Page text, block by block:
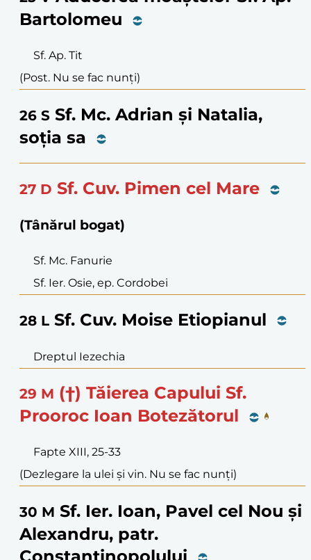
Bartolomeu
Sf. Ap. Tit
(Post. Nu se fac nunți)
26 S Sf. Mc. Adrian și Natalia,
soția sa
27 D Sf. Cuv. Pimen cel Mare
(Tânărul bogat)
Sf. Mc. Fanurie
Sf. Ier. Osie, ep. Cordobei
28 L Sf. Cuv. Moise Etiopianul
Dreptul Iezechia
29 M (†) Tăierea Capului Sf.
Prooroc Ioan Botezătorul
Fapte XIII, 25-33
(Dezlegare la ulei și vin. Nu se fac nunți)
30 M Sf. Ier. Ioan, Pavel cel Nou și
Alexandru, patr.